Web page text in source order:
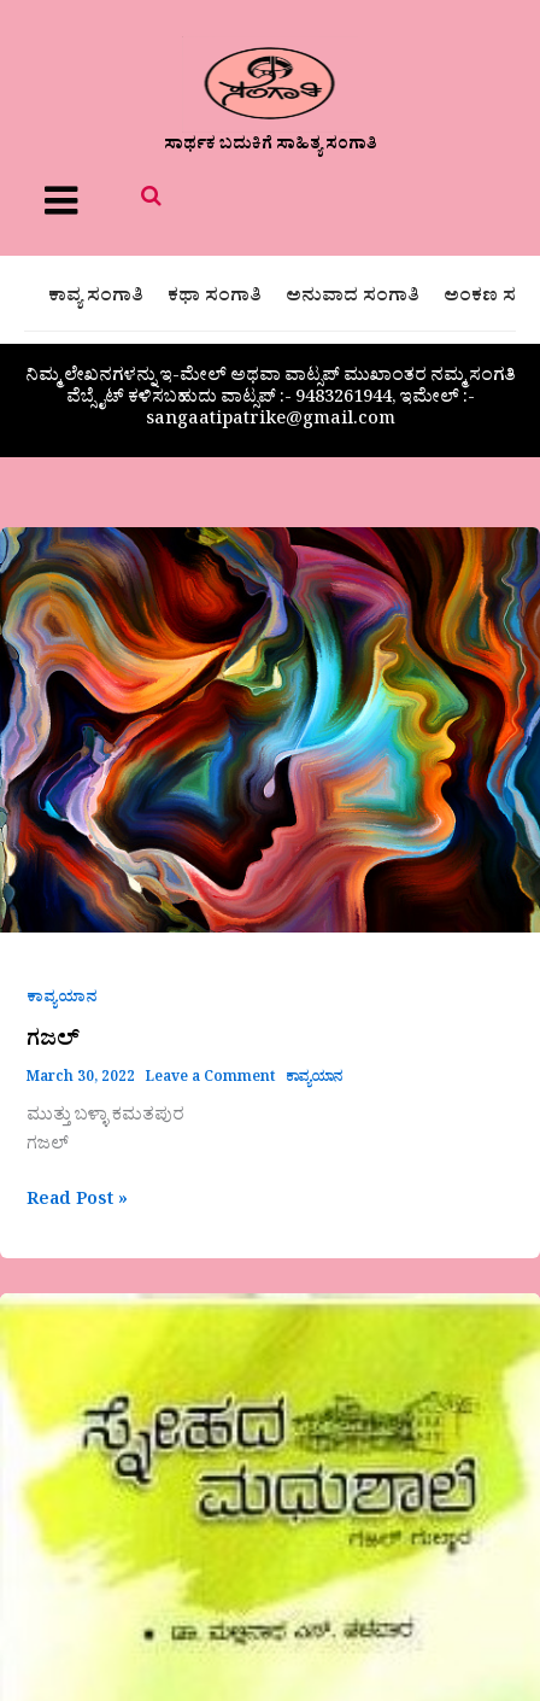
ಸಾರ್ಥಕ ಬದುಕಿಗೆ ಸಾಹಿತ್ಯ ಸಂಗಾತಿ
Menu
ಕಾವ್ಯ ಸಂಗಾತಿ ಕಥಾ ಸಂಗಾತಿ ಅನುವಾದ ಸಂಗಾತಿ ಅಂಕಣ
ನಿಮ್ಮ ಲೇಖನಗಳನ್ನು ಇ-ಮೇಲ್ ಅಥವಾ ವಾಟ್ಸಪ್ ಮುಖಾಂತರ ನಮ್ಮ ಸಂಗತಿ
ವೆಬ್ಸೈಟ್ ಕಳಿಸಬಹುದು ವಾಟ್ಸಪ್‌ :- 9483261944, ಇಮೇಲ್ :-
sangaatipatrike@gmail.com
ಕಾವ್ಯಯಾನ
ಗಜಲ್
March 30, 2022 Leave a Comment ಕಾವ್ಯಯಾನ
ಮುತ್ತು ಬಳ್ಳಾ ಕಮತಪುರ
ಗಜಲ್
ಗಜಲ್
Read Post »
ಸ್ನೇಹದ